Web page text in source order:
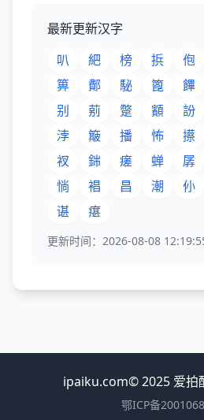
最新更新汉字
叭
紦 榜 捠 佨
箅
鄪 駜 篦 饆
别
莂 蹩 顮 訜
浡
簸 播 怖 攃
衩
銟 瘥 蝉 孱
惝
裮 昌 潮 仦
谌
瘎
更新时间：2026-08-08
ipaiku.com© 2025 爱拍
鄂ICP备